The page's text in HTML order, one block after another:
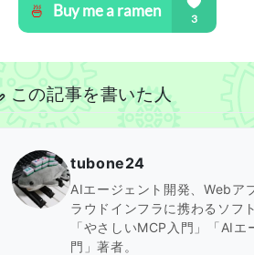
この記事を書いた人
tubone24
AIエージェント開発、Webア
ラウドインフラに携わるソフ
「やさしいMCP入門」「AI
門」著者。